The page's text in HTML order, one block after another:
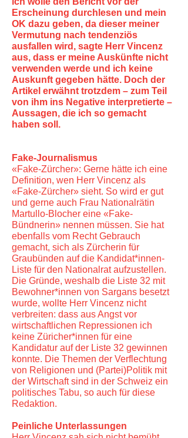
Erscheinung durchlesen und mein
OK dazu geben, da dieser meiner
Vermutung nach tendenziös
ausfallen wird, sagte Herr Vincenz
aus, dass er meine Auskünfte nicht
verwenden werde und ich keine
Auskunft gegeben hätte. Doch der
Artikel erwähnt trotzdem – zum Teil
von ihm ins Negative interpretierte –
Aussagen, die ich so gemacht
haben soll.
Fake-Journalismus
«Fake-Zürcher»: Gerne hätte ich eine
Definition, wen Herr Vincenz als
«Fake-Zürcher» sieht. So wird er gut
und gerne auch Frau Nationalrätin
Martullo-Blocher eine «Fake-
Bündnerin» nennen müssen. Sie hat
ebenfalls vom Recht Gebrauch
gemacht, sich als Zürcherin für
Graubünden auf die Kandidat*innen-
Liste für den Nationalrat aufzustellen.
Die Gründe, weshalb die Liste 32 mit
Bewohner*innen von Sargans besetzt
wurde, wollte Herr Vincenz nicht
verbreiten: dass aus Angst vor
wirtschaftlichen Repressionen ich
keine Züricher*innen für eine
Kandidatur auf der Liste 32 gewinnen
konnte. Die Themen der Verflechtung
von Religionen und (Partei)Politik mit
der Wirtschaft sind in der Schweiz ein
politisches Tabu, so auch für diese
Redaktion.
Peinliche Unterlassungen